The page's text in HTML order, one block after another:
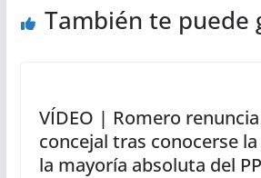
También te puede
VÍDEO | Romero
concejal tras conocerse
la mayoría absoluta del PP